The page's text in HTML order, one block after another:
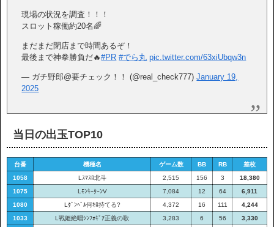
現場の状況を調査！！！
スロット稼働約20名🌈
まだまだ閉店まで時間あるぞ！
最後まで神拳勝負だ🔥#PR #でら丸 pic.twitter.com/63xiUbqw3n
— ガチ野郎@要チェック！！ (@real_check777)January 19,
2025
当日の出玉TOP10
台番 機種名 ゲーム数 BB RB
差枚
1058
Lｽﾏｽﾛ北斗 2,515 156 3
18,380
1075
LﾓﾝｷｰﾀｰﾝV 7,084 12 64
6,911
1080
Lﾀﾞﾝﾍﾞﾙ何ｷﾛ持てる? 4,372 16 111
4,244
1033
L戦姫絶唱ｼﾝﾌｫｷﾞｱ正義の歌 3,283 6 56
3,330